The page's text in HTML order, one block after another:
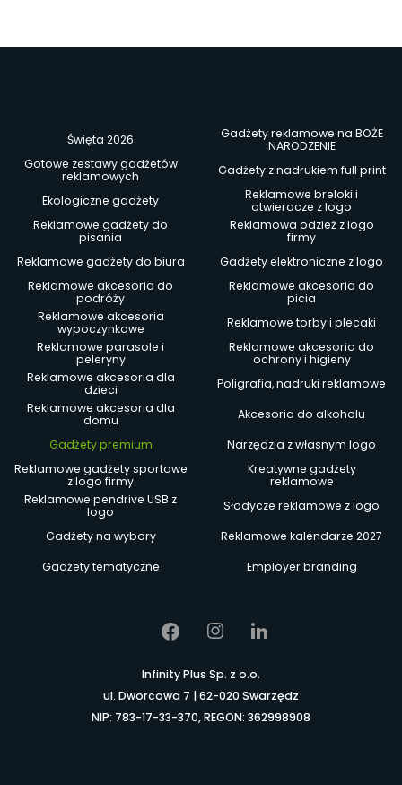
Święta 2026
Gadżety reklamowe na BOŻE
NARODZENIE
Gotowe zestawy gadżetów
reklamowych
Gadżety z nadrukiem full print
Ekologiczne gadżety
Reklamowe breloki i
otwieracze z logo
Reklamowe gadżety do
pisania
Reklamowa odzież z logo
firmy
Reklamowe gadżety do biura
Gadżety elektroniczne z logo
Reklamowe akcesoria do
podróży
Reklamowe akcesoria do
picia
Reklamowe akcesoria
wypoczynkowe
Reklamowe torby i plecaki
Reklamowe parasole i
peleryny
Reklamowe akcesoria do
ochrony i higieny
Reklamowe akcesoria dla
dzieci
Poligrafia, nadruki reklamowe
Reklamowe akcesoria dla
domu
Akcesoria do alkoholu
Gadżety premium
Narzędzia z własnym logo
Reklamowe gadżety sportowe
z logo firmy
Kreatywne gadżety
reklamowe
Reklamowe pendrive USB z
logo
Słodycze reklamowe z logo
Gadżety na wybory
Reklamowe kalendarze 2027
Gadżety tematyczne
Employer branding
Infinity Plus Sp. z o.o.
ul. Dworcowa 7 | 62-020 Swarzędz
NIP: 783-17-33-370, REGON: 362998908